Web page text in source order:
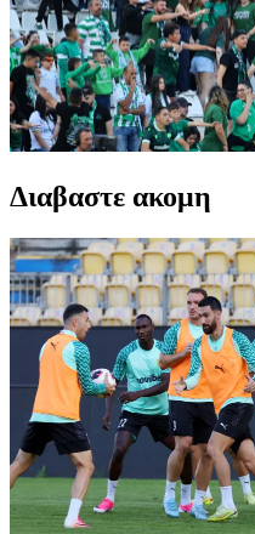
Διαβαστε ακομη